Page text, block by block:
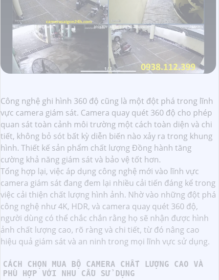
Công nghệ ghi hình 360 độ cũng là một đột phá trong lĩnh
vực camera giám sát. Camera quay quét 360 độ cho phép
quan sát toàn cảnh môi trường một cách toàn diện và chi
tiết, không bỏ sót bất kỳ diễn biến nào xảy ra trong khung
hình. Thiết kế sản phẩm chất lượng Đồng hành tăng
cường khả năng giám sát và bảo vệ tốt hơn.
Tổng hợp lại, việc áp dụng công nghệ mới vào lĩnh vực
camera giám sát đang đem lại nhiều cải tiến đáng kể trong
việc cải thiện chất lượng hình ảnh. Nhờ vào những đột phá
công nghệ như 4K, HDR, và camera quay quét 360 độ,
người dùng có thể chắc chắn rằng họ sẽ nhận được hình
ảnh chất lượng cao, rõ ràng và chi tiết, từ đó nâng cao
hiệu quả giám sát và an ninh trong mọi lĩnh vực sử dụng.
CÁCH CHỌN MUA BỘ CAMERA CHẤT LƯỢNG CAO VÀ
PHÙ HỢP VỚI NHU CẦU SỬ DỤNG